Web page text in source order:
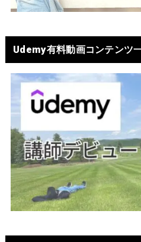
Udemy有料動画コンテンツ